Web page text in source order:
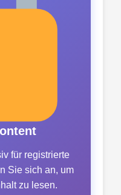
für registrierte
Sie sich an, um
zu lesen.